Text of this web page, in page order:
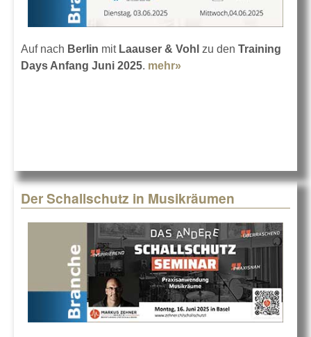
Auf nach Berlin mit Laauser & Vohl zu den Training
Days Anfang Juni 2025. mehr»
Der Schallschutz in Musikräumen